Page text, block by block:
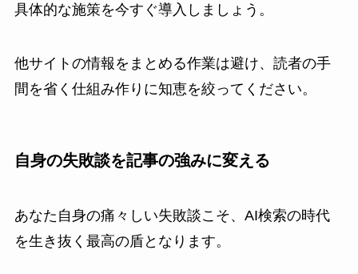
具体的な施策を今すぐ導入しましょう。
他サイトの情報をまとめる作業は避け、読者の手
間を省く仕組み作りに知恵を絞ってください。
自身の失敗談を記事の強みに変える
あなた自身の痛々しい失敗談こそ、AI検索の時代
を生き抜く最高の盾となります。